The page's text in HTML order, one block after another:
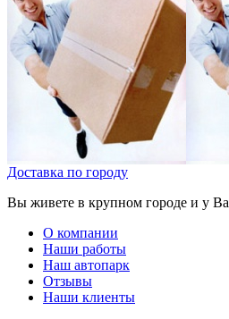
Доставка по городу
Вы живете в крупном городе и у
О компании
Наши работы
Наш автопарк
Отзывы
Наши клиенты